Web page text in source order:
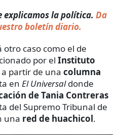
explicamos la política. Da
boletín diario.
caso como el de
por el Instituto
a partir de una columna
en El Universaldonde
de Tania Contreras
del Supremo Tribunal de
una red de huachicol.